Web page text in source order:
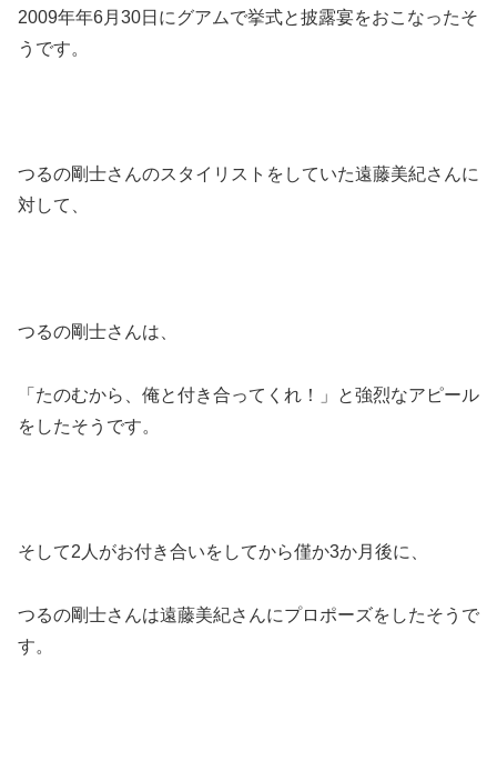
2009年年6月30日にグアムで挙式と披露宴をおこなったそ
うです。
つるの剛士さんのスタイリストをしていた遠藤美紀さんに
対して、
つるの剛士さんは、
「たのむから、俺と付き合ってくれ！」と強烈なアピール
をしたそうです。
そして2人がお付き合いをしてから僅か3か月後に、
つるの剛士さんは遠藤美紀さんにプロポーズをしたそうで
す。